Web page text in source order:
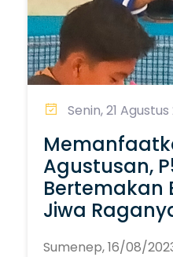
Senin, 21
Agustusan,
Bertemakan
Jiwa
Sumenep, 16/08/